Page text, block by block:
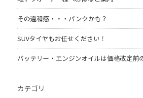
その違和感・・・パンクかも？
SUVタイヤもお任せください！
バッテリー・エンジンオイルは価格改定前
カテゴリ